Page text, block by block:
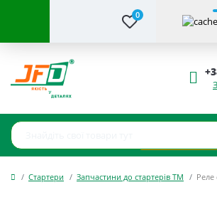
0
Стартери Запчастини до стартерів ТМ Реле